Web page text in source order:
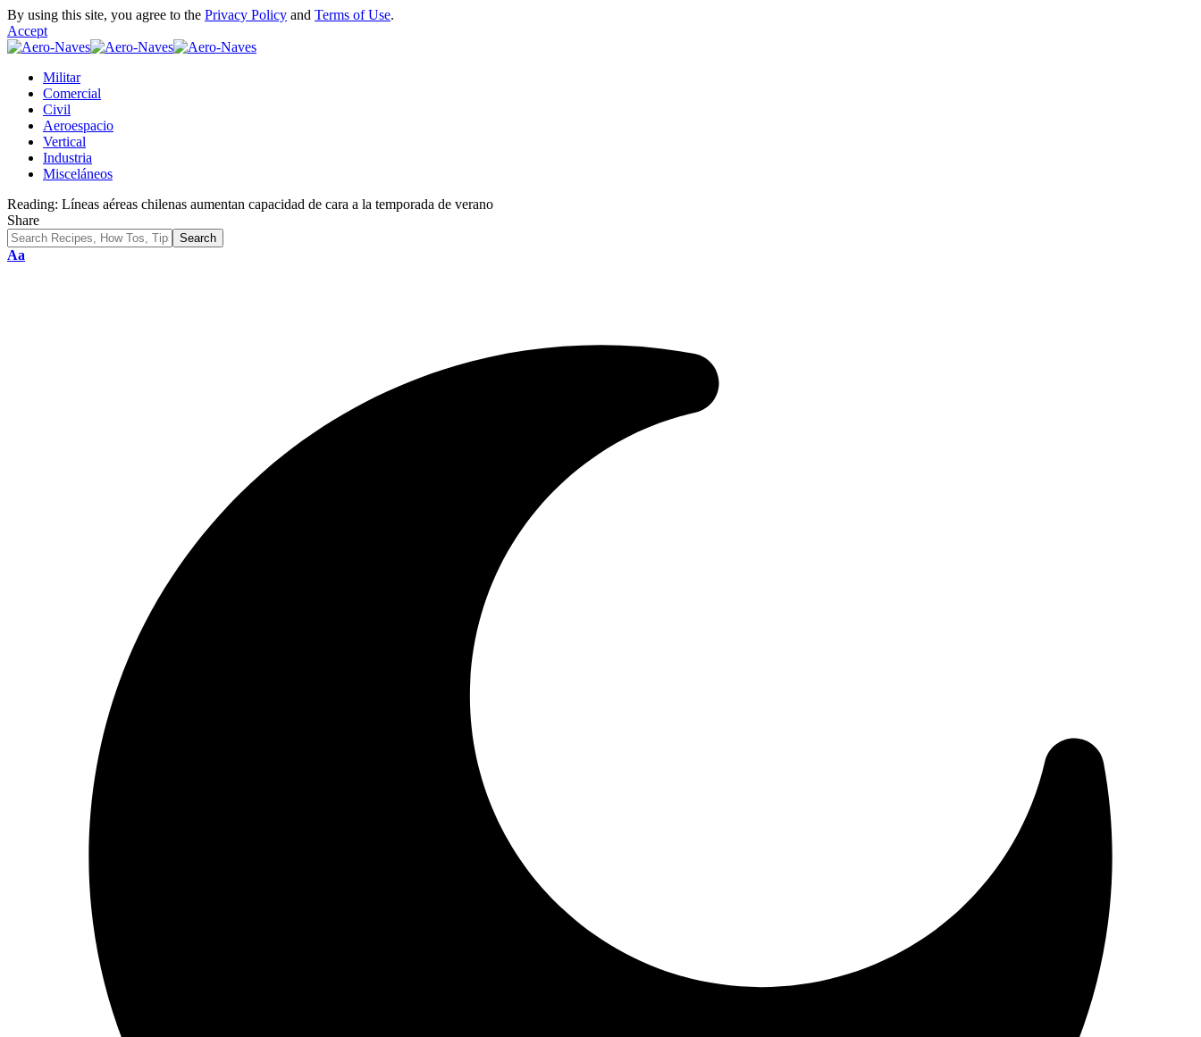
By using this site, you agree to the Privacy Policy and Terms of Use.
Accept
Militar
Comercial
Civil
Aeroespacio
Vertical
Industria
Misceláneos
Reading: Líneas aéreas chilenas aumentan capacidad de cara a la temporada de verano
Share
Font
Aa